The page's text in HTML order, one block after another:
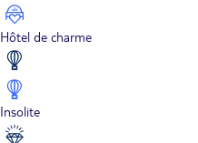
Hôtel de charme
Insolite